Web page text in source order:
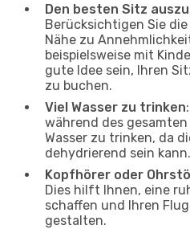
Den besten Sitz
Berücksichtigen Sie
Nähe zu
beispielsweise mit
gute Idee sein, Ihren
zu buchen.
Viel Wasser zu trinken
während des
Wasser zu trinken, da
dehydrierend sein kann.
Kopfhörer oder
Dies hilft Ihnen, eine
schaffen und Ihren
gestalten.